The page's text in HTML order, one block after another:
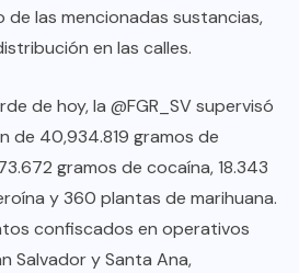
de las mencionadas sustancias,
en las calles.
de hoy, la @FGR_SV supervisó
de 40,934.819 gramos de
gramos de cocaína, 18.343
y 360 plantas de marihuana.
confiscados en operativos
Salvador y Santa Ana,